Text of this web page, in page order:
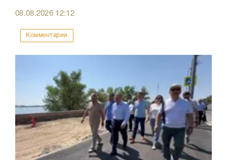
08.08.2026 12:12
Комментарии